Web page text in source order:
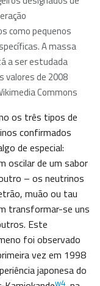
como pequenos
A massa
a ser estudada
valores de 2008
Commons
os três tipos de
confirmados
de especial:
oscilar de um sabor
– os neutrinos
muão ou tau
transformar-se uns
Este
foi observado
vez em 1998
japonesa do
w4